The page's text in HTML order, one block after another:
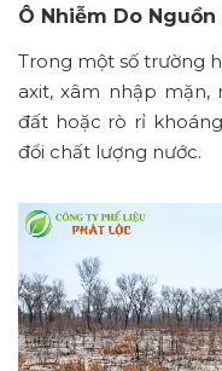
Ô Nhiễm Do
Trong một số trường
axit, xâm nhập
đất hoặc rò rỉ
đổi chất lượng nước.